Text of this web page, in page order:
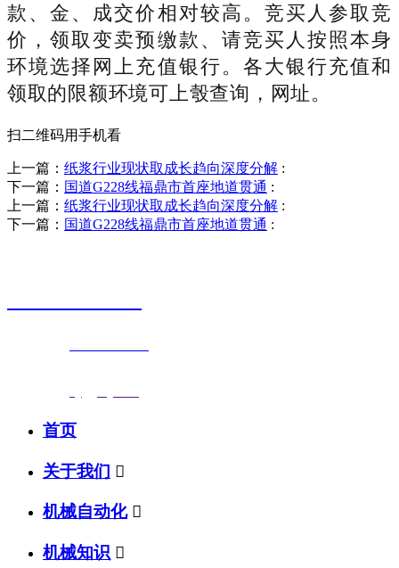
款、金、成交价相对较高。竞买人参取竞
价，领取变卖预缴款、请竞买人按照本身
环境选择网上充值银行。各大银行充值和
领取的限额环境可上彀查询，网址。
扫二维码用手机看
上一篇： 纸浆行业现状取成长趋向深度分解 :
下一篇： 国道G228线福鼎市首座地道贯通 :
上一篇： 纸浆行业现状取成长趋向深度分解 :
下一篇： 国道G228线福鼎市首座地道贯通 :
首页
关于我们 
机械自动化 
机械知识 